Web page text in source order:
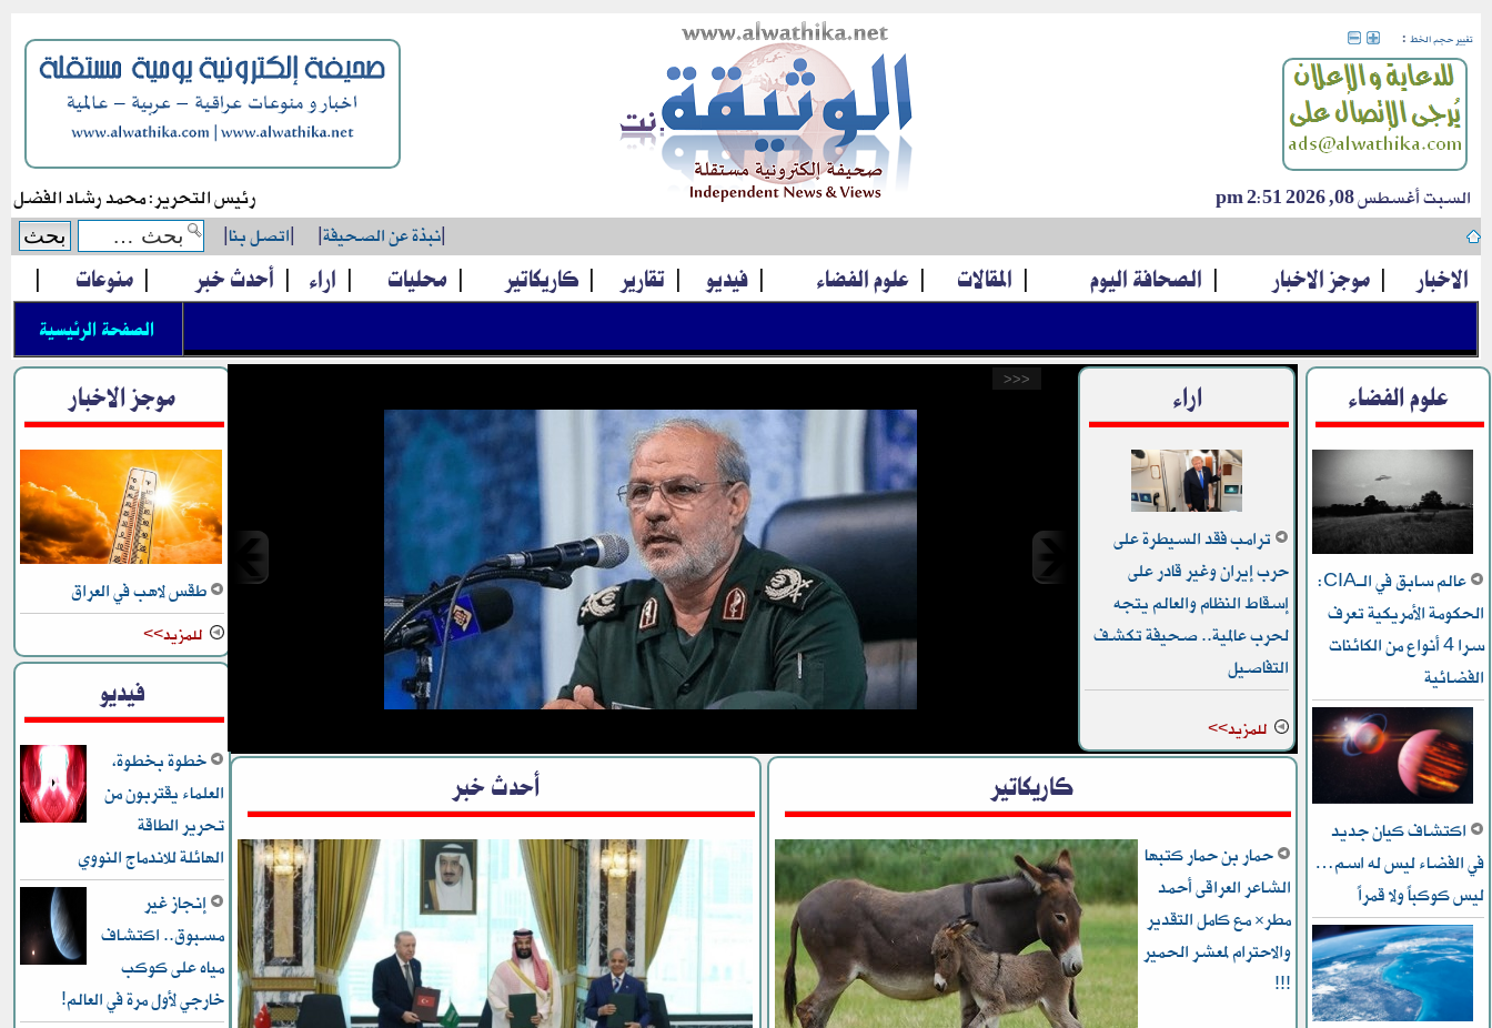
تغيير حجم الخط :
السبت أغسطس 08, 2026 2:51 pm رئيس التحرير: محمد رشاد الفضل
|نبذة عن الصحيفة|
|اتصل بنا|
الاخبار | موجز الاخبار | الصحافة اليوم | المقالات | علوم الفضاء | فيديو | تقارير | كاريكاتير | محليات | اراء | أحدث خبر | منوعات |
الصفحة الرئيسية
علوم الفضاء
عالم سابق في الـCIA:
الحكومة الأمريكية تعرف
سرا 4 أنواع من الكائنات
الفضائية
اكتشاف كيان جديد
في الفضاء ليس له اسم…
ليس كوكباً ولا قمراً
اراء
ترامب فقد السيطرة على
حرب إيران وغير قادر على
إسقاط النظام والعالم يتجه
لحرب عالمية.. صحيفة تكشف
التفاصيل
للمزيد>>
الحرس الثوري يؤكد أن مضيق هرمز لن يُفتح إلا بقبول أمريكا
الشروط الإيرانية.. ولايتي: هزيمة واشنطن وتل أبيب رسخت
الاعتقاد بضرورة طرد القوى الأجنبية من المنطقة
<<<
كاريكاتير
حمار بن حمار كتبها
الشاعر العراقى أحمد
مطر* مع كامل التقدير
والاحترام لمعشر الحمير
!!!
أحدث خبر
موجز الاخبار
طقس لاهب في العراق
للمزيد>>
فيديو
خطوة بخطوة،
العلماء يقتربون من
تحرير الطاقة
الهائلة للاندماج النووي
إنجاز غير
مسبوق.. اكتشاف
مياه على كوكب
خارجي لأول مرة في العالم!